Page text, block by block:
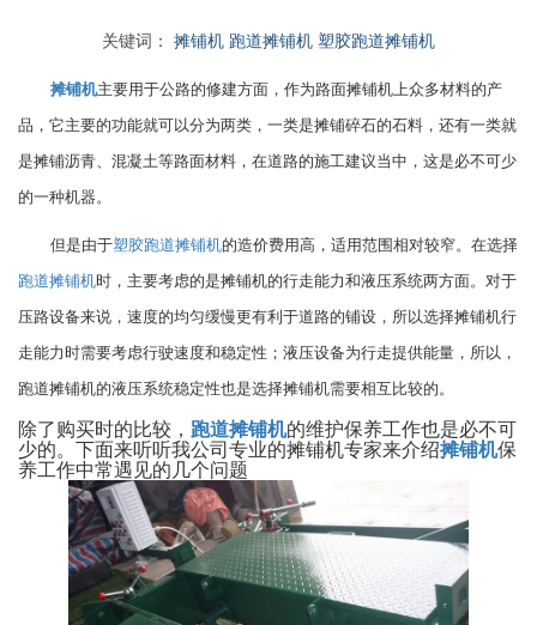
关键词： 摊铺机 跑道摊铺机 塑胶跑道摊铺机
摊铺机主要用于公路的修建方面，作为路面摊铺机上众多材料的产
品，它主要的功能就可以分为两类，一类是摊铺碎石的石料，还有一类就
是摊铺沥青、混凝土等路面材料，在道路的施工建议当中，这是必不可少
的一种机器。
但是由于塑胶跑道摊铺机的造价费用高，适用范围相对较窄。在选择
跑道摊铺机时，主要考虑的是摊铺机的行走能力和液压系统两方面。对于
压路设备来说，速度的均匀缓慢更有利于道路的铺设，所以选择摊铺机行
走能力时需要考虑行驶速度和稳定性；液压设备为行走提供能量，所以，
跑道摊铺机的液压系统稳定性也是选择摊铺机需要相互比较的。
除了购买时的比较， 跑道摊铺机的维护保养工作也是必不可
少的。下面来听听我公司专业的摊铺机专家来介绍摊铺机保
养工作中常遇见的几个问题